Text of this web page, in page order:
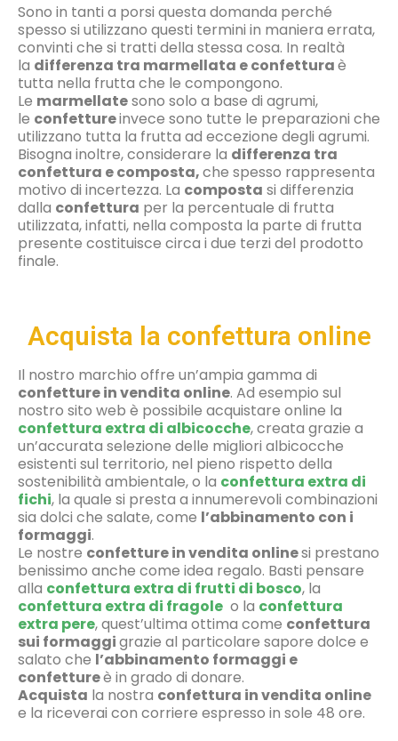
Sono in tanti a porsi questa domanda perché
spesso si utilizzano questi termini in maniera errata,
convinti che si tratti della stessa cosa. In realtà
la differenza tra marmellata e confetturaè
tutta nella frutta che le compongono.
Le marmellatesono solo a base di agrumi,
le confettureinvece sono tutte le preparazioni che
utilizzano tutta la frutta ad eccezione degli agrumi.
Bisogna inoltre, considerare la differenza tra
confettura e composta,che spesso rappresenta
motivo di incertezza. La composta si differenzia
dalla confettura per la percentuale di frutta
utilizzata, infatti, nella composta la parte di frutta
presente costituisce circa i due terzi del prodotto
finale.
Acquista la confettura online
Il nostro marchio offre un’ampia gamma di
confetture in vendita online. Ad esempio sul
nostro sito web è possibile acquistare online la
confettura extra di albicocche, creata grazie a
un’accurata selezione delle migliori albicocche
esistenti sul territorio, nel pieno rispetto della
sostenibilità ambientale, o la confettura extra di
fichi, la quale si presta a innumerevoli combinazioni
sia dolci che salate, come l’abbinamento con i
formaggi.
Le nostre confetture in vendita onlinesi prestano
benissimo anche come idea regalo. Basti pensare
alla confettura extra di frutti di bosco, la
confettura extra di fragole o la confettura
extra pere, quest’ultima ottima come confettura
sui formaggigrazie al particolare sapore dolce e
salato che l’abbinamento formaggi e
confettureè in grado di donare.
Acquista la nostra confettura in vendita online
e la riceverai con corriere espresso in sole 48 ore.